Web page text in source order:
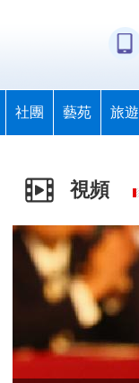
社團 藝苑 旅遊
視頻